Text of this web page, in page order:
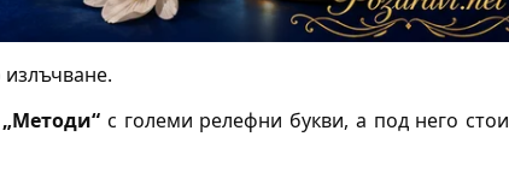
„Методи“ с големи релефни букви, а под него стои